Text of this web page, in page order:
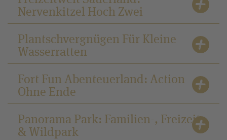
Nervenkitzel Hoch Zwei
Plantschvergnügen Für Kleine
Wasserratten
Fort Fun Abenteuerland: Action
Ohne Ende
Panorama Park: Familien-, Freizeit-
& Wildpark